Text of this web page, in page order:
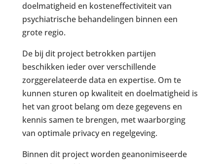
doelmatigheid en kosteneffectiviteit van
psychiatrische behandelingen binnen een
grote regio.
De bij dit project betrokken partijen
beschikken ieder over verschillende
zorggerelateerde data en expertise. Om te
kunnen sturen op kwaliteit en doelmatigheid is
het van groot belang om deze gegevens en
kennis samen te brengen, met waarborging
van optimale privacy en regelgeving.
Binnen dit project worden geanonimiseerde